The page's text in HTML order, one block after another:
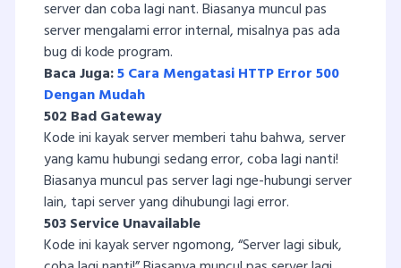
server dan coba lagi nant. Biasanya muncul pas
server mengalami error internal, misalnya pas ada
bug di kode program.
Baca Juga:5 Cara Mengatasi HTTP Error 500
Dengan Mudah
502 Bad Gateway
Kode ini kayak server memberi tahu bahwa, server
yang kamu hubungi sedang error, coba lagi nanti!
Biasanya muncul pas server lagi nge-hubungi server
lain, tapi server yang dihubungi lagi error.
503 Service Unavailable
Kode ini kayak server ngomong, “Server lagi sibuk,